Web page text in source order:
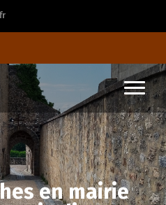
en mairie